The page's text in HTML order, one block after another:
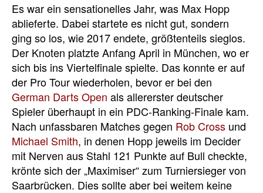
Es war ein sensationelles Jahr, was Max Hopp
ablieferte. Dabei startete es nicht gut, sondern
ging so los, wie 2017 endete, größtenteils sieglos.
Der Knoten platzte Anfang April in München, wo er
sich bis ins Viertelfinale spielte. Das konnte er auf
der Pro Tour wiederholen, bevor er bei den
German Darts Open als allererster deutscher
Spieler überhaupt in ein PDC-Ranking-Finale kam.
Nach unfassbaren Matches gegen Rob Cross und
Michael Smith, in denen Hopp jeweils im Decider
mit Nerven aus Stahl 121 Punkte auf Bull checkte,
krönte sich der „Maximiser“ zum Turniersieger von
Saarbrücken. Dies sollte aber bei weitem keine